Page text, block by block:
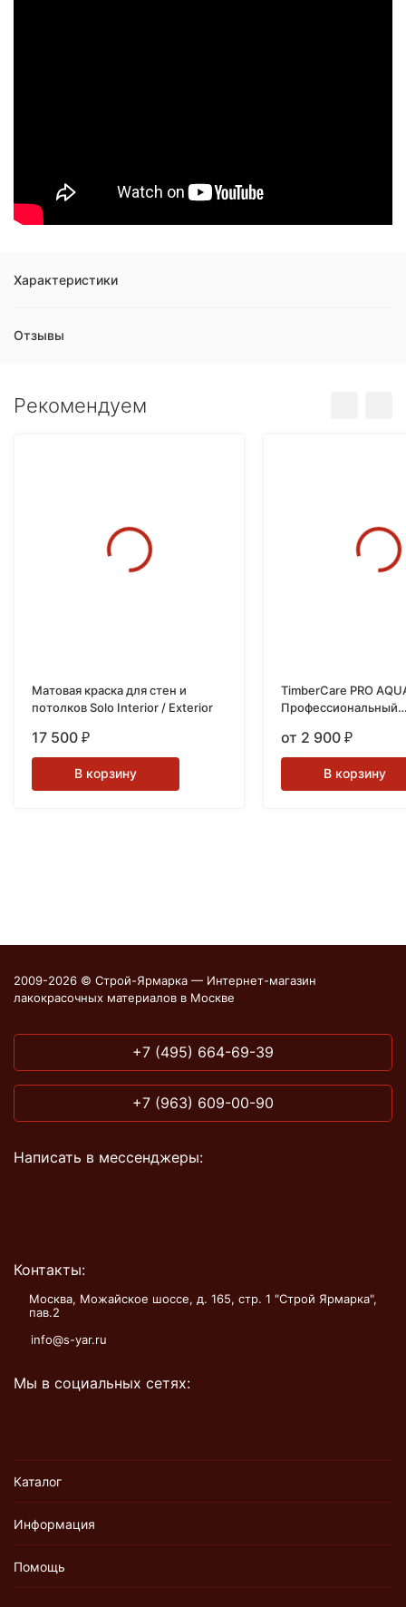
Характеристики
Отзывы
Рекомендуем
Матовая краска для стен и
потолков Solo Interior / Exterior
17 500 ₽
В корзину
TimberCare PRO
Профессиональный
основе
от 2 900 ₽
В корзину
2009-2026 © Строй-Ярмарка — Интернет-магазин
лакокрасочных материалов в Москве
+7 (495) 664-69-39
+7 (963) 609-00-90
Написать в мессенджеры:
Контакты:
Москва, Можайское шоссе, д. 165, стр. 1 "Строй Ярмарка",
пав.2
info@s-yar.ru
Мы в социальных сетях:
Каталог
Информация
Помощь